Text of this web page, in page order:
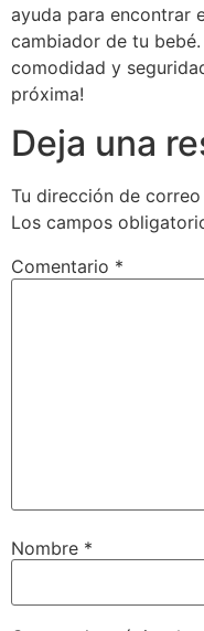
ayuda para encontrar
cambiador de tu
comodidad y
próxima!
Deja una
Tu dirección de
Los campos
Comentario *
Nombre *